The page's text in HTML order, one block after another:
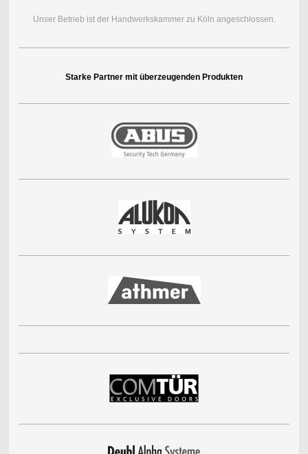
Unser Betrieb ist der Handwerkskammer zu Köln angeschlossen.
Starke Partner mit überzeugenden Produkten